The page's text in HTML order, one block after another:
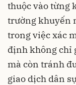
thuộc vào từng
trường khuyến
trong việc xác
định không chỉ
mà còn tránh
giao dịch dân